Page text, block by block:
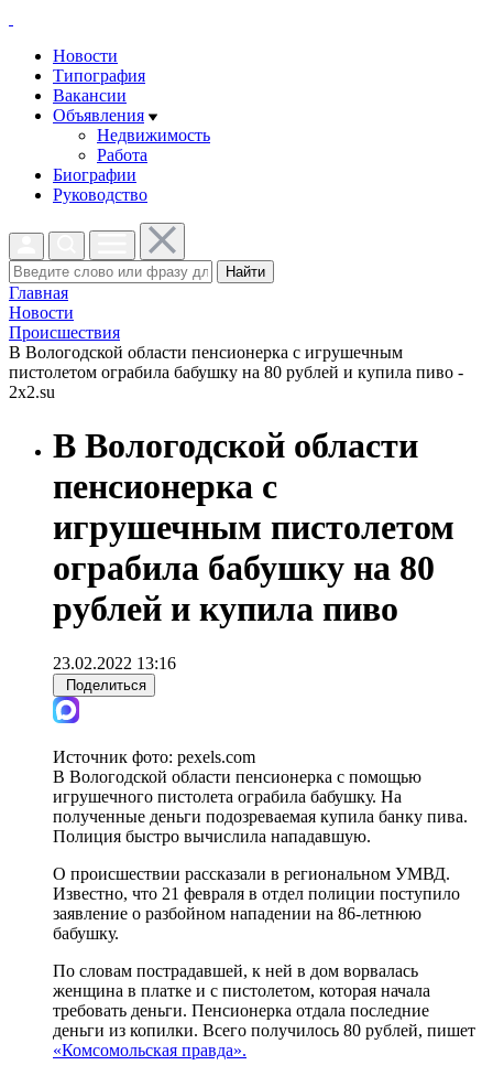
Новости
Типография
Вакансии
Объявления
Недвижимость
Работа
Биографии
Руководство
Найти
Главная
Новости
Проиcшествия
В Вологодской области пенсионерка с игрушечным
пистолетом ограбила бабушку на 80 рублей и купила пиво -
2x2.su
В Вологодской области
пенсионерка с
игрушечным пистолетом
ограбила бабушку на 80
рублей и купила пиво
23.02.2022 13:16
Поделиться
Источник фото: pexels.com
В Вологодской области пенсионерка с помощью
игрушечного пистолета ограбила бабушку. На
полученные деньги подозреваемая купила банку пива.
Полиция быстро вычислила нападавшую.
О происшествии рассказали в региональном УМВД.
Известно, что 21 февраля в отдел полиции поступило
заявление о разбойном нападении на 86-летнюю
бабушку.
По словам пострадавшей, к ней в дом ворвалась
женщина в платке и с пистолетом, которая начала
требовать деньги. Пенсионерка отдала последние
деньги из копилки. Всего получилось 80 рублей, пишет
«Комсомольская правда».